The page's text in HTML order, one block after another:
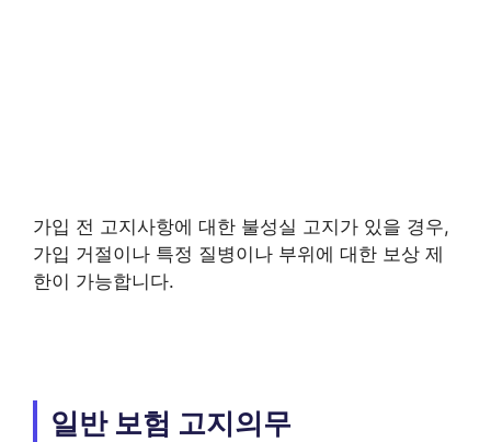
가입 전 고지사항에 대한 불성실 고지가 있을 경우,
가입 거절이나 특정 질병이나 부위에 대한 보상 제
한이 가능합니다.
일반 보험 고지의무